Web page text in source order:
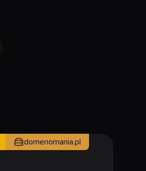
domenomania.pl